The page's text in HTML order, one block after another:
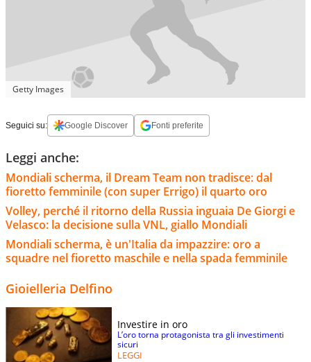
Getty Images
Seguici su: Google Discover Fonti preferite
Leggi anche:
Mondiali scherma, il Dream Team non tradisce: dal
fioretto femminile (con super Errigo) il quarto oro
Volley, perché il ritorno della Russia inguaia De Giorgi e
Velasco: la decisione sulla VNL, giallo Mondiali
Mondiali scherma, è un'Italia da impazzire: oro a
squadre nel fioretto maschile e nella spada femminile
Gioielleria Delfino
Investire in oro
L’oro torna protagonista tra gli investimenti
sicuri
LEGGI